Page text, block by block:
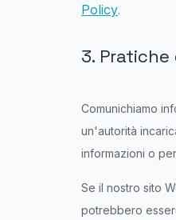
Policy.
3.
Comunichiamo
un'autorità
informazioni o
Se il nostro sito
potrebbero